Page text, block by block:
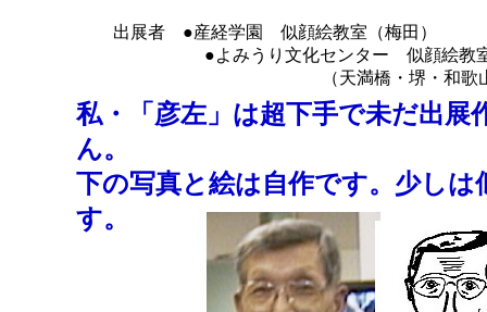
出展者 ●産経学園 似顔絵教室（梅田）
●よみうり文化センター 似顔絵教
（天満橋・堺・和歌山
私・「彦左」は超下手で未だ出展
ん。
下の写真と絵は自作です。少しは
す。